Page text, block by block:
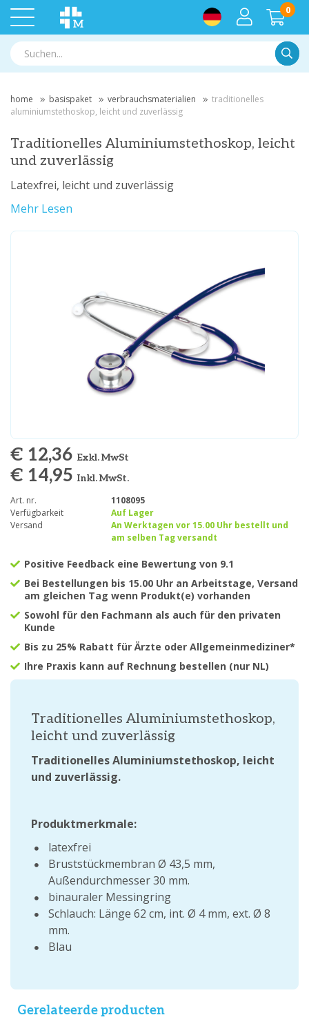
0
home basispaket verbrauchsmaterialien
traditionelles
aluminiumstethoskop, leicht und zuverlässig
Traditionelles Aluminiumstethoskop, leicht
und zuverlässig
Latexfrei, leicht und zuverlässig
Mehr Lesen
€ 12,36 Exkl. MwSt
€ 14,95 Inkl. MwSt.
Art. nr.
1108095
Verfügbarkeit
Auf Lager
Versand
An Werktagen vor 15.00 Uhr bestellt und
am selben Tag versandt
Positive Feedback eine Bewertung von 9.1
Bei Bestellungen bis 15.00 Uhr an Arbeitstage, Versand
am gleichen Tag wenn Produkt(e) vorhanden
Sowohl für den Fachmann als auch für den privaten
Kunde
Bis zu 25% Rabatt für Ärzte oder Allgemeinmediziner*
Ihre Praxis kann auf Rechnung bestellen (nur NL)
Traditionelles Aluminiumstethoskop,
leicht und zuverlässig
Traditionelles Aluminiumstethoskop, leicht
und zuverlässig.
Produktmerkmale:
latexfrei
Bruststückmembran Ø 43,5 mm,
Außendurchmesser 30 mm.
binauraler Messingring
Schlauch: Länge 62 cm, int. Ø 4 mm, ext. Ø 8
mm.
Blau
Gerelateerde producten